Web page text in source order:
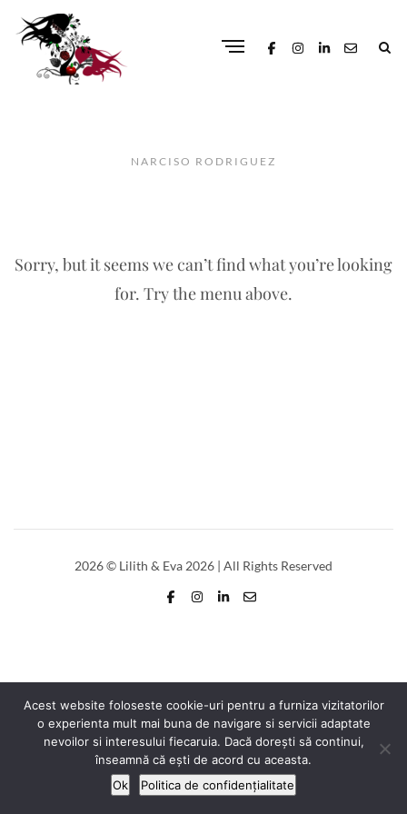
NARCISO RODRIGUEZ
Sorry, but it seems we can’t find what you’re looking
for. Try the menu above.
2026© Lilith & Eva 2026 | All Rights Reserved
Acest website foloseste cookie-uri pentru a furniza vizitatorilor
o experienta mult mai buna de navigare si servicii adaptate
nevoilor si interesului fiecaruia. Dacă dorești să continui,
înseamnă că ești de acord cu aceasta.
Ok
Politica de confidențialitate